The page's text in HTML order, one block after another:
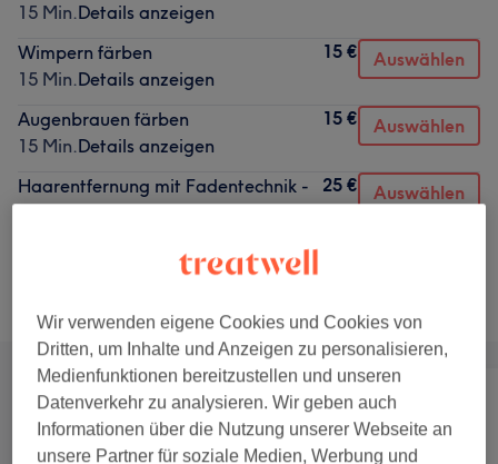
15 Min.Details anzeigen
Wimpern färben
15 Min.Details anzeigen
15 € Auswählen
Augenbrauen färben
15 Min.Details anzeigen
15 € Auswählen
Haarentfernung mit Fadentechnik -
25 € Auswählen
Alle Haarentfernung Gesicht
Wir verwenden eigene Cookies und Cookies von
Dritten, um Inhalte und Anzeigen zu personalisieren,
Medienfunktionen bereitzustellen und unseren
Datenverkehr zu analysieren. Wir geben auch
Informationen über die Nutzung unserer Webseite an
unsere Partner für soziale Medien, Werbung und